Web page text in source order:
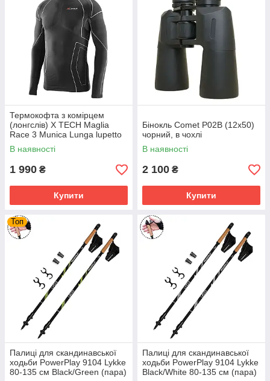
Термокофта з комірцем
(лонгслів) X TECH Maglia
Race 3 Munica Lunga lupetto
Nero XXL/XXXL Чорна
В наявності
1 990 ₴
Купити
Бінокль Comet P02B (12x50)
чорний, в чохлі
В наявності
2 100 ₴
Купити
Топ
Палиці для скандинавської
ходьби PowerPlay 9104 Lykke
80-135 см Black/Green (пара)
Палиці для скандинавської
ходьби PowerPlay 9104 Lykke
Black/White 80-135 см (пара)